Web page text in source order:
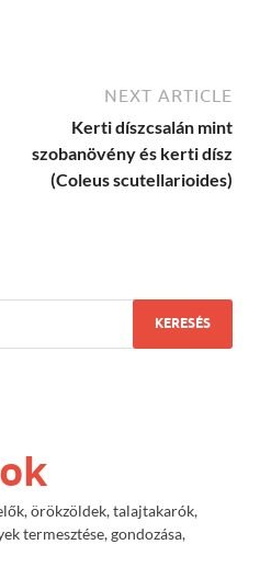
NEXT ARTICLE
Kerti díszcsalán mint
szobanövény és kerti dísz
(Coleus scutellarioides)
örökzöldek, talajtakarók,
termesztése, gondozása,